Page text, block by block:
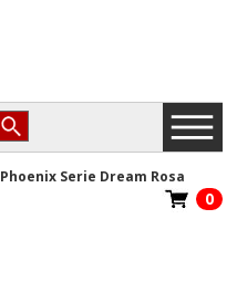
Phoenix Serie Dream Rosa
0